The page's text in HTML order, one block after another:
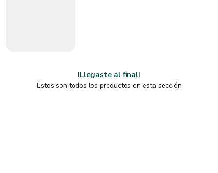
!Llegaste al final!
Estos son todos los productos en esta sección